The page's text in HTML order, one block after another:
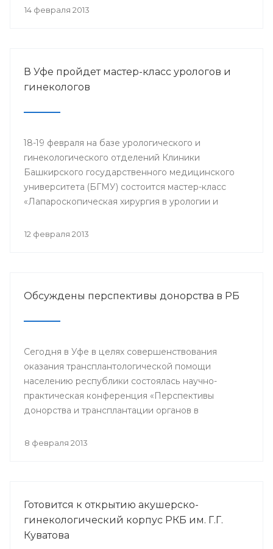
лечебной работе, акушеры-гинекологи, хирурги,
14 февраля 2013
В Уфе пройдет мастер-класс урологов и
гинекологов
18-19 февраля на базе урологического и
гинекологического отделений Клиники
Башкирского государственного медицинского
университета (БГМУ) состоится мастер-класс
«Лапароскопическая хирургия в урологии и
врачи урологи, хирурги, онкологи республики, а
12 февраля 2013
Обсуждены перспективы донорства в РБ
Сегодня в Уфе в целях совершенствования
оказания трансплантологической помощи
населению республики состоялась научно-
практическая конференция «Перспективы
донорства и трансплантации органов в
8 февраля 2013
Готовится к открытию акушерско-
гинекологический корпус РКБ им. Г.Г.
Куватова